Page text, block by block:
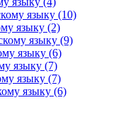
языку (10)
языку (2)
языку (9)
языку (6)
языку (7)
языку (7)
языку (6)